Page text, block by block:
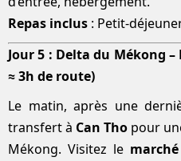
Repas inclus : Petit-
Jour 5 : Delta du Mékong
≈ 3h de route)
Le matin, après une
transfert à Can Tho pour
Mékong. Visitez le